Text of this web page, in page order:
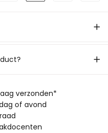
verzonden*
of avond